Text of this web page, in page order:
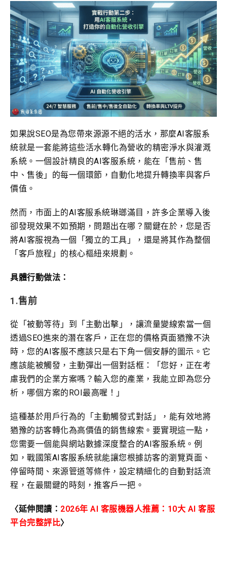
如果說SEO是為您帶來源源不絕的活水，那麼AI客服系
統就是一套能將這些活水轉化為營收的精密淨水與灌溉
系統。一個設計精良的AI客服系統，能在「售前、售
中、售後」的每一個環節，自動化地提升轉換率與客戶
價值。
然而，市面上的AI客服系統琳瑯滿目，許多企業導入後
卻發現效果不如預期，問題出在哪？關鍵在於，您是否
將AI客服視為一個「獨立的工具」，還是將其作為整個
「客戶旅程」的核心樞紐來規劃。
具體行動做法：
1.售前
從「被動等待」到「主動出擊」，讓流量變線索當一個
透過SEO進來的潛在客戶，正在您的價格頁面猶豫不決
時，您的AI客服不應該只是右下角一個安靜的圖示。它
應該能被觸發，主動彈出一個對話框：「您好，正在考
慮我們的企業方案嗎？輸入您的產業，我能立即為您分
析，哪個方案的ROI最高喔！」
這種基於用戶行為的「主動觸發式對話」，能有效地將
猶豫的訪客轉化為高價值的銷售線索。要實現這一點，
您需要一個能與網站數據深度整合的AI客服系統。例
如，戰國策AI客服系統就能讓您根據訪客的瀏覽頁面、
停留時間、來源管道等條件，設定精細化的自動對話流
程，在最關鍵的時刻，推客戶一把。
〈延伸閱讀： 2026年 AI 客服機器人推薦：10大 AI 客服
平台完整評比〉